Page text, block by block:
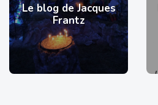
Le blog de Jacques
Frantz